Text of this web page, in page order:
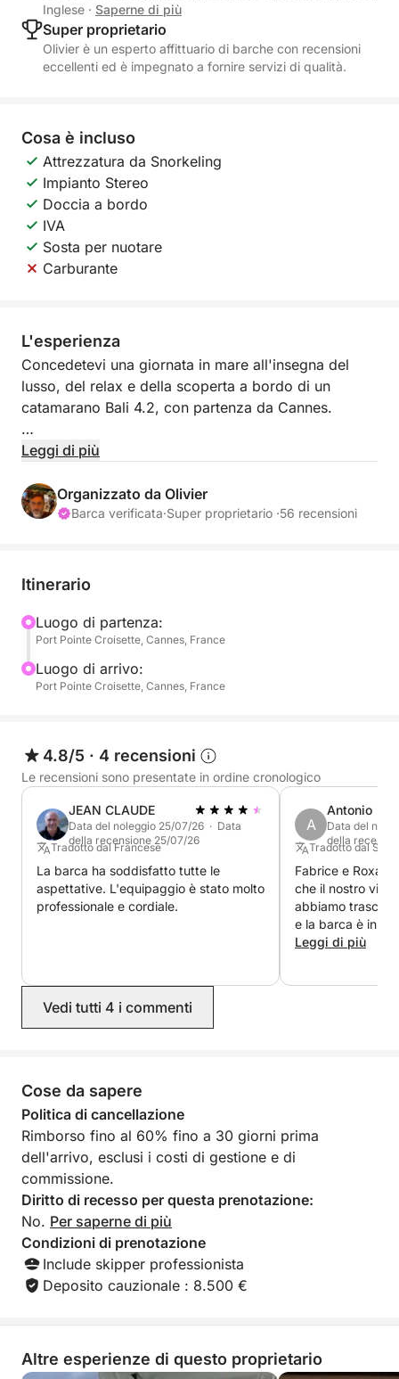
Inglese · Saperne di più
Super proprietario
Olivier è un esperto affittuario di barche con recensioni
eccellenti ed è impegnato a fornire servizi di qualità.
Cosa è incluso
Attrezzatura da Snorkeling
Impianto Stereo
Doccia a bordo
IVA
Sosta per nuotare
Carburante
L'esperienza
Concedetevi una giornata in mare all'insegna del
lusso, del relax e della scoperta a bordo di un
catamarano Bali 4.2, con partenza da Cannes.
Partenza alle 10:00 – Benvenuti a bordo
vostro skipper professionista. Salpate alla volta delle
acque cristalline delle Isole di Lérins, un gioiello
Nuoto e relax alle isole
mare: nuotate, rilassatevi sull'ampio ponte del Bali
4.2 e trascorrete piacevoli momenti a bordo.
Bevande analcoliche incluse per rendere ancora più
piacevole questa pausa di relax.
Continuate l'esperienza con una visita unica al
Museo Sottomarino di Cannes. Pinne, maschera e
boccaglio sono tutto ciò che vi serve per ammirare
le sculture sottomarine in una cornice eccezionale.
Baia dei Miliardari
Nel primo pomeriggio, navigheremo verso la
leggendaria Baia dei Miliardari. Un ancoraggio
elegante, incastonato tra ville di lusso e acque
turchesi, perfetto per un ultimo bagno o per
Rientro a Cannes – 18:00
Una piacevole navigazione di ritorno a Cannes, con
⸻
Incluso nel pacchetto:
• Catamarano privato Bali 4.2
• Skipper professionista
• Bevande analcoliche a bordo
• Carburante incluso
• Intera giornata (10:00 – 18:00)
coppie, amici o famiglie, per scoprire i luoghi più
belli della Costa Azzurra dal mare.
Leggi di più
Organizzato da Olivier
Barca verificata·Super proprietario ·56 recensioni
Itinerario
Luogo di partenza:
Port Pointe Croisette, Cannes, France
Luogo di arrivo:
Port Pointe Croisette, Cannes, France
4.8/5 · 4 recensioni
Le recensioni sono presentate in ordine cronologico
JEAN CLAUDE
Data del noleggio 25/07/26 · Data
della recensione 25/07/26
Tradotto dal Francese
La barca ha soddisfatto tutte le
aspettative. L'equipaggio è stato molto
professionale e cordiale.
A
Antonio
Data del
della
Tradotto dal
Fabrice e
che il nostro
abbiamo
e la barca è in
Leggi di più
Vedi tutti 4 i commenti
Cose da sapere
Politica di cancellazione
Rimborso fino al 60% fino a 30 giorni prima
dell'arrivo, esclusi i costi di gestione e di
commissione.
Diritto di recesso per questa prenotazione:
No. Per saperne di più
Condizioni di prenotazione
Include skipper professionista
Deposito cauzionale : 8.500 €
Altre esperienze di questo proprietario